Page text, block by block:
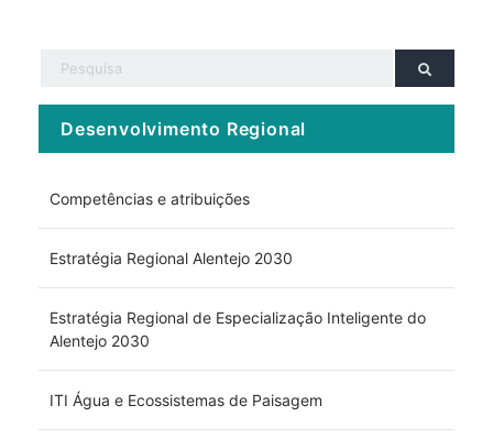
Desenvolvimento Regional
Competências e atribuições
Estratégia Regional Alentejo 2030
Estratégia Regional de Especialização Inteligente do
Alentejo 2030
ITI Água e Ecossistemas de Paisagem